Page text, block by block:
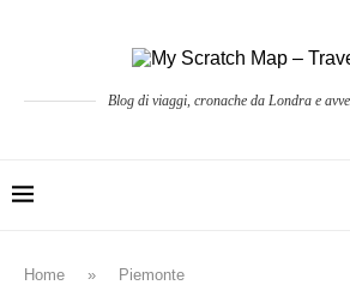
Blog di viaggi, cronache da Londra e
Home » Piemonte